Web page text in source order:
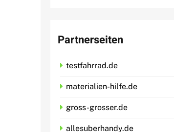
Partnerseiten
testfahrrad.de
materialien-hilfe.de
gross-grosser.de
allesuberhandy.de